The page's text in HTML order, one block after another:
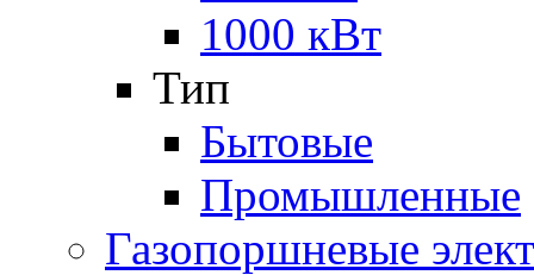
1000 кВт
Тип
Бытовые
Промышленные
Газопоршневые